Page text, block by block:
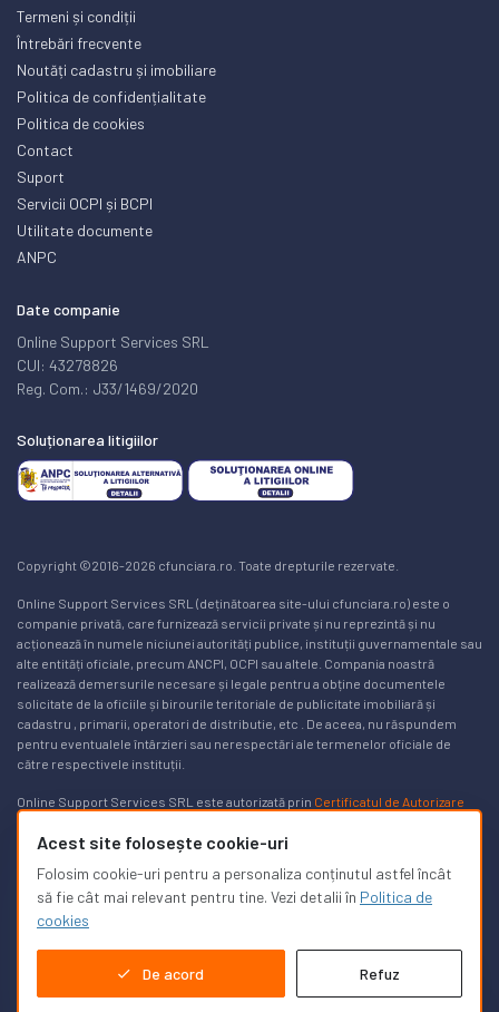
Termeni și condiții
Întrebări frecvente
Noutăți cadastru și imobiliare
Politica de confidențialitate
Politica de cookies
Contact
Suport
Servicii OCPI și BCPI
Utilitate documente
ANPC
Date companie
Online Support Services SRL
CUI: 43278826
Reg. Com.: J33/1469/2020
Soluționarea litigiilor
Copyright ©2016-2026 cfunciara.ro. Toate drepturile rezervate.
Online Support Services SRL (deținătoarea site-ului cfunciara.ro) este o
companie privată, care furnizează servicii private și nu reprezintă și nu
acționează în numele niciunei autorități publice, instituții guvernamentale sau
alte entități oficiale, precum ANCPI, OCPI sau altele. Compania noastră
realizează demersurile necesare și legale pentru a obține documentele
solicitate de la oficiile și birourile teritoriale de publicitate imobiliară și
cadastru , primarii, operatori de distributie, etc . De aceea, nu răspundem
pentru eventualele întârzieri sau nerespectări ale termenelor oficiale de
către respectivele instituții.
Online Support Services SRL este autorizată prin Certificatul de Autorizare
cadastrului, geodeziei și cartografiei pe teritoriul României. Lista de autorizați
legătură cu modalitățile de a obține un extras de carte funciară gratuit aici
Suport clienți
Acest site folosește cookie-uri
Folosim cookie-uri pentru a personaliza conținutul astfel încât
să fie cât mai relevant pentru tine. Vezi detalii în Politica de
cookies
De acord Refuz